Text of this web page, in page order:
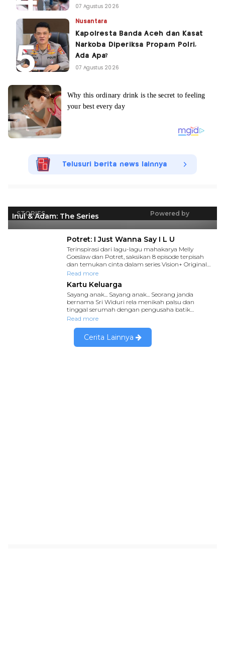
07 Agustus 2026
Nusantara
Kapolresta Banda Aceh dan Kasat
Narkoba Diperiksa Propam Polri,
Ada Apa?
07 Agustus 2026
Telusuri berita news lainnya